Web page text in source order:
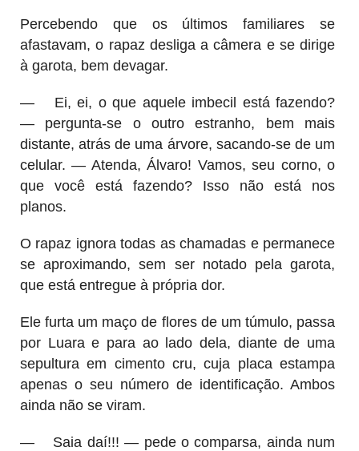
Percebendo que os últimos familiares se
afastavam, o rapaz desliga a câmera e se dirige
à garota, bem devagar.
—
Ei, ei, o que aquele imbecil está fazendo?
— pergunta-se o outro estranho, bem mais
distante, atrás de uma árvore, sacando-se de um
celular. — Atenda, Álvaro! Vamos, seu corno, o
que você está fazendo? Isso não está nos
planos.
O rapaz ignora todas as chamadas e permanece
se aproximando, sem ser notado pela garota,
que está entregue à própria dor.
Ele furta um maço de flores de um túmulo, passa
por Luara e para ao lado dela, diante de uma
sepultura em cimento cru, cuja placa estampa
apenas o seu número de identificação. Ambos
ainda não se viram.
—
Saia daí!!! — pede o comparsa, ainda num